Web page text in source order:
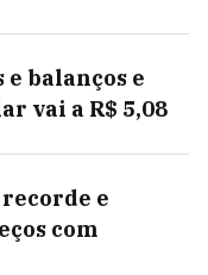
balanços e
vai a R$ 5,08
e
com